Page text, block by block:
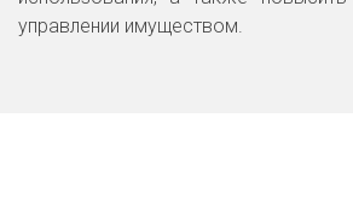
управлении имуществом.